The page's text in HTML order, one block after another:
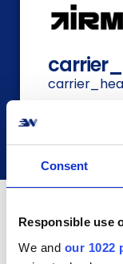
Consent
Responsible use
We and our 1022